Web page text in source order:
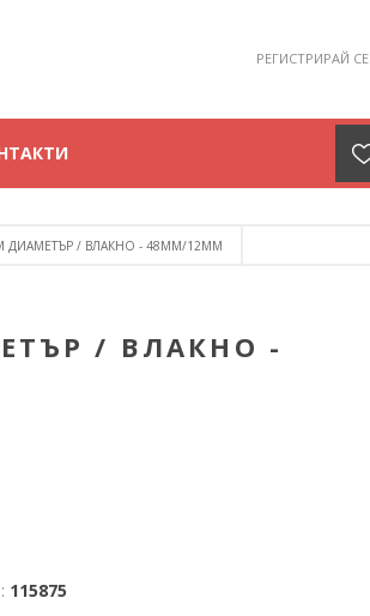
РЕГИСТРИРАЙ СЕ
ДИАМЕТЪР / ВЛАКНО - 48ММ/12ММ
/ ВЛАКНО -
115875